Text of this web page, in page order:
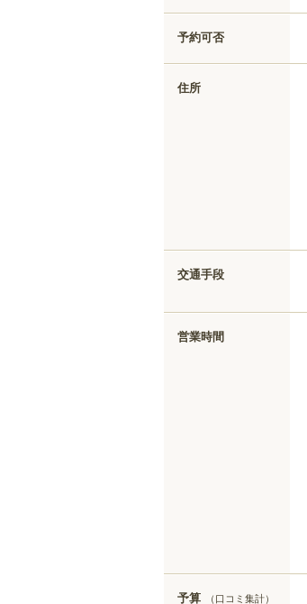
予約可否
住所
交通手段
営業時間
予算 （口コミ集計）